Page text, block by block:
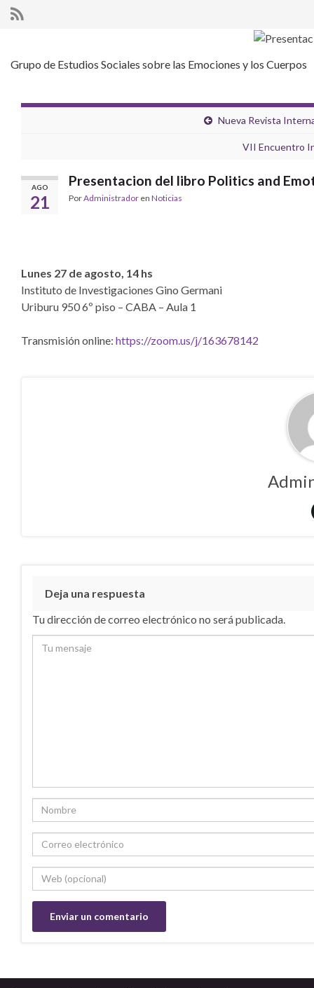
Grupo de Estudios Sociales sobre las Emociones y los Cuerpos
Nueva Revista
VII Encuentro
AGO
21
Presentacion del libro Politics and
PorAdministrador en Noticias
Lunes 27 de agosto, 14 hs
Instituto de Investigaciones Gino Germani
Uriburu 950 6º piso – CABA – Aula 1
Transmisión online: https://zoom.us/j/163678142
Deja una respuesta
Tu dirección de correo electrónico no será publicada.